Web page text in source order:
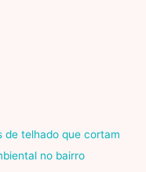
de telhado que cortam
no bairro